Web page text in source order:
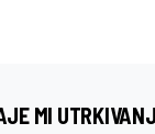
MI